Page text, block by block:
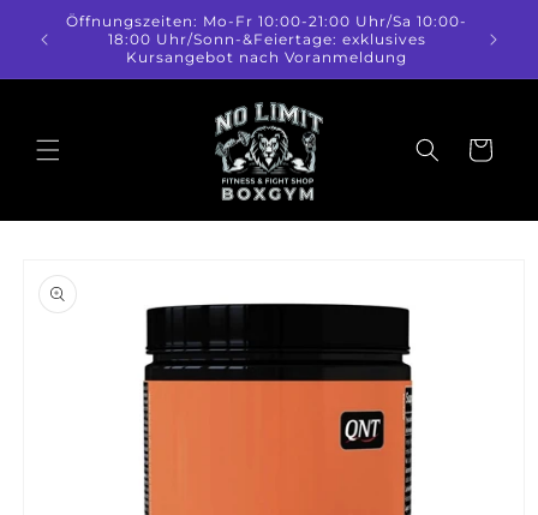
zum
Inhalt
Öffnungszeiten: Mo-Fr 10:00-21:00 Uhr/Sa 10:00-
18:00 Uhr/Sonn-&Feiertage: exklusives
Kursangebot nach Voranmeldung
Warenkorb